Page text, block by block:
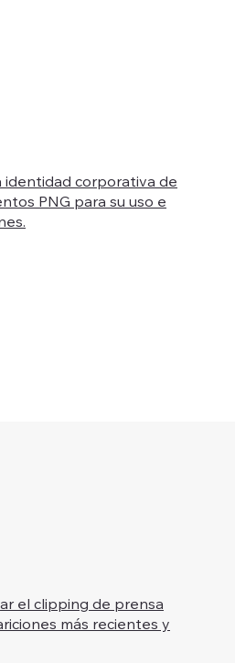
el clipping de prensa
más recientes y
identidad corporativa de
PNG para su uso e